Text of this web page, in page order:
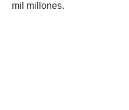
mil millones.